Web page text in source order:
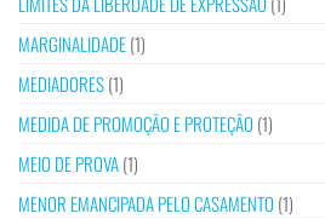
MARGINALIDADE(1)
MEDIADORES(1)
MEDIDA DE PROMOÇÃO E PROTEÇÃO (1)
MEIO DE PROVA(1)
MENOR EMANCIPADA PELO CASAMENTO (1)